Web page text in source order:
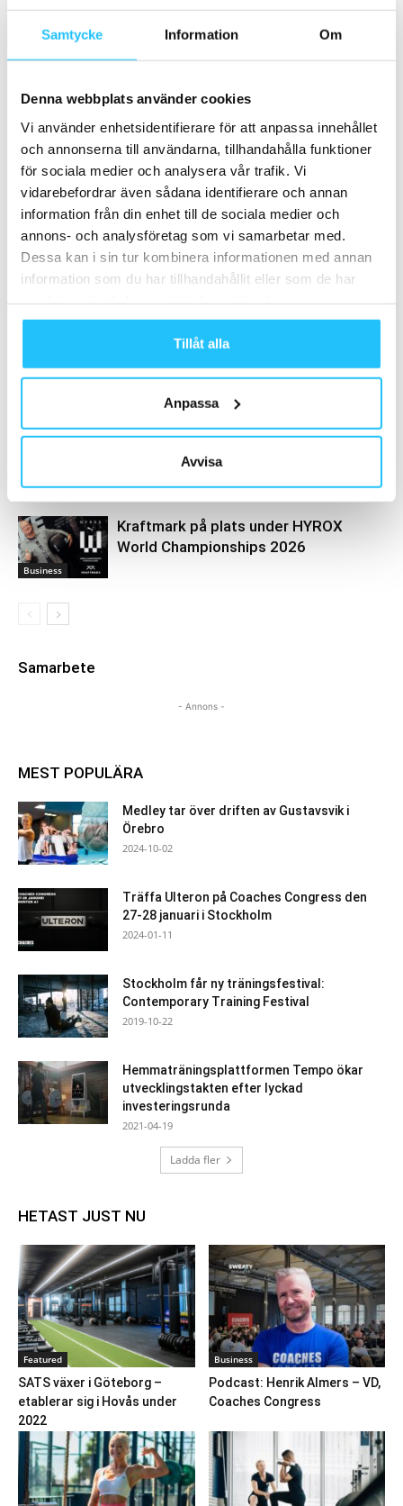
Samtycke Information Om
Denna webbplats använder cookies
Vi använder enhetsidentifierare för att anpassa innehållet
och annonserna till användarna, tillhandahålla funktioner
för sociala medier och analysera vår trafik. Vi
vidarebefordrar även sådana identifierare och annan
information från din enhet till de sociala medier och
annons- och analysföretag som vi samarbetar med.
Dessa kan i sin tur kombinera informationen med annan
information som du har tillhandahållit eller som de har
Tillåt alla
Anpassa
Avvisa
hjärnvolym
Henrik Valis
SM-veckan i Karlstad – tre dagar av
svensk funktionell fitness med
Kraftmark
Business
Kraftmark erbjuder förtur till limiterad
Centr x HYROX-kollektion
Business
Kraftmark på plats under HYROX
World Championships 2026
Samarbete
- Annons -
MEST POPULÄRA
Medley tar över driften av Gustavsvik i
Örebro
2024-10-02
Träffa Ulteron på Coaches Congress den
27-28 januari i Stockholm
2024-01-11
Stockholm får ny träningsfestival:
Contemporary Training Festival
2019-10-22
Hemmaträningsplattformen Tempo ökar
utvecklingstakten efter lyckad
investeringsrunda
2021-04-19
Ladda fler
HETAST JUST NU
Featured
SATS växer i Göteborg –
etablerar sig i Hovås under
2022
Business
Podcast: Henrik Almers – VD,
Coaches Congress